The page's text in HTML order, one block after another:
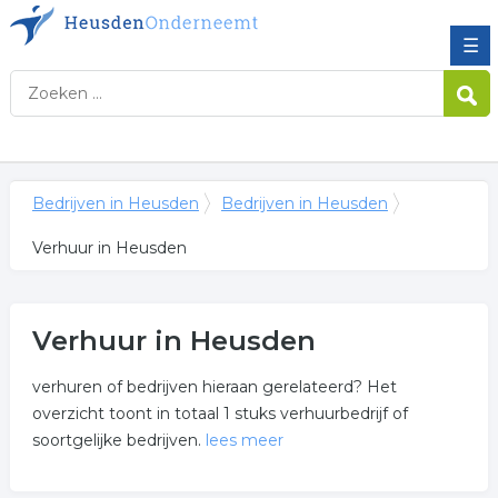
☰
Bedrijven in Heusden Bedrijven in Heusden
Verhuur in Heusden
Verhuur in Heusden
verhuren of bedrijven hieraan gerelateerd? Het
overzicht toont in totaal 1 stuks verhuurbedrijf of
soortgelijke bedrijven. lees meer